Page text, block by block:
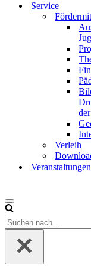
Service
Verleih
Veranstaltungen